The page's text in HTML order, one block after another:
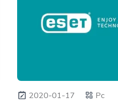
2020-01-17 Pc